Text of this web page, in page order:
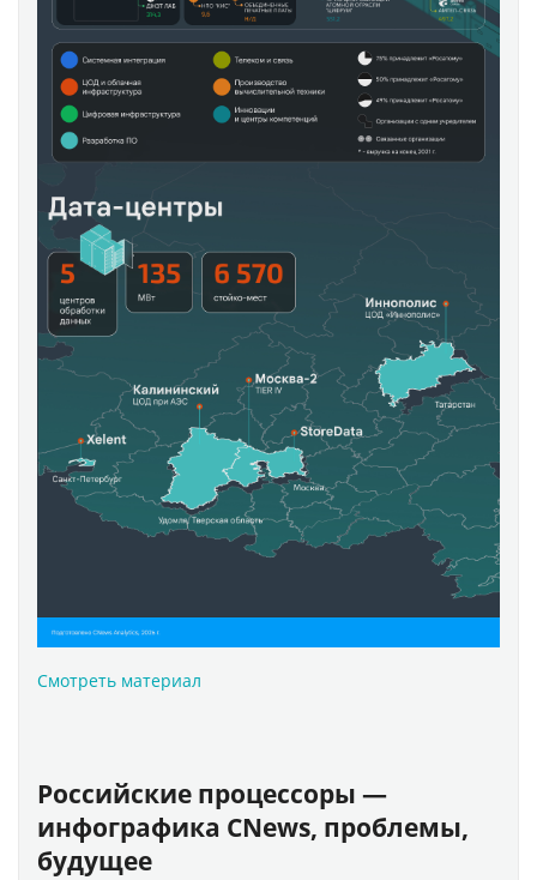
Смотреть материал
Российские процессоры —
инфографика CNews, проблемы,
будущее